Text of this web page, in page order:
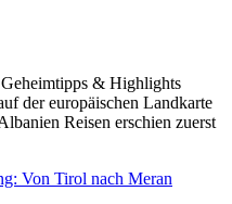
& Highlights
der europäischen Landkarte
Reisen erschien zuerst
Von Tirol nach Meran